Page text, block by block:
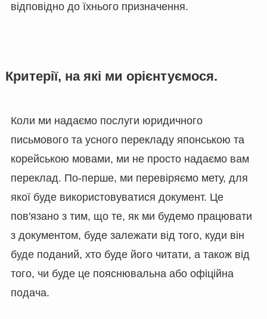
відповідно до їхнього призначення.
Критерії, на які ми орієнтуємося.
Коли ми надаємо послуги юридичного
письмового та усного перекладу японською та
корейською мовами, ми не просто надаємо вам
переклад. По-перше, ми перевіряємо мету, для
якої буде використовуватися документ. Це
пов'язано з тим, що те, як ми будемо працювати
з документом, буде залежати від того, куди він
буде поданий, хто буде його читати, а також від
того, чи буде це пояснювальна або офіційна
подача.